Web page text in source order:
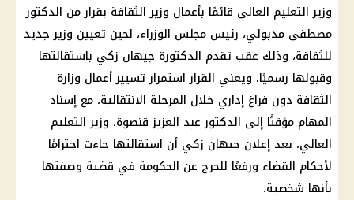
وزير التعليم العالي قائمًا بأعمال وزير الثقافة بقرار من الدكتور
مصطفى مدبولي، رئيس مجلس الوزراء، لحين تعيين وزير جديد
للثقافة، وذلك عقب تقدم الدكتورة جيهان زكي باستقالتها
وقبولها رسميًا. ويعني القرار استمرار تسيير أعمال وزارة
الثقافة دون فراغ إداري خلال المرحلة الانتقالية، مع إسناد
المهام مؤقتًا إلى الدكتور عبد العزيز قنصوة، وزير التعليم
العالي، بعد إعلان جيهان زكي أن استقالتها جاءت احترامًا
لأحكام القضاء ورفعًا للحرج عن الحكومة في قضية وصفتها
بأنها شخصية.